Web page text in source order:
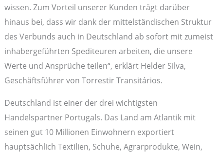
wissen. Zum Vorteil unserer Kunden trägt darüber
hinaus bei, dass wir dank der mittelständischen Struktur
des Verbunds auch in Deutschland ab sofort mit zumeist
inhabergeführten Spediteuren arbeiten, die unsere
Werte und Ansprüche teilen“, erklärt Helder Silva,
Geschäftsführer von Torrestir Transitários.
Deutschland ist einer der drei wichtigsten
Handelspartner Portugals. Das Land am Atlantik mit
seinen gut 10 Millionen Einwohnern exportiert
hauptsächlich Textilien, Schuhe, Agrarprodukte, Wein,